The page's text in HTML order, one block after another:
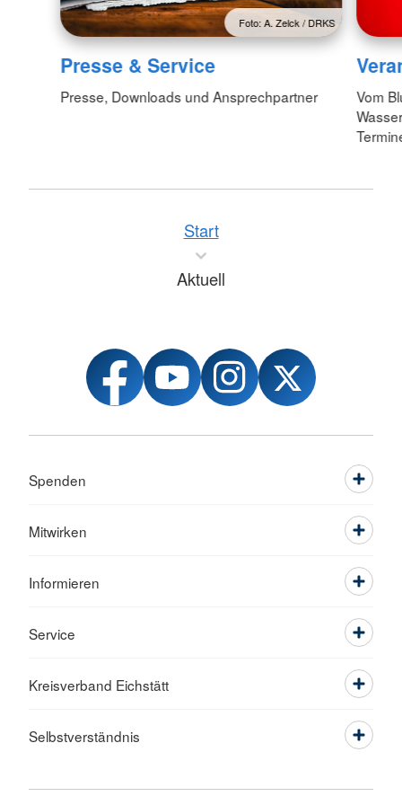
Foto: A. Zelck / DRKS
Presse & Service
Presse, Downloads und Ansprechpartner
Vom
Start
Aktuell
Spenden
Mitwirken
Informieren
Service
Kreisverband Eichstätt
Selbstverständnis